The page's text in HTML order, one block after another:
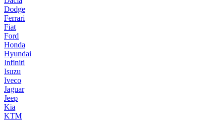
Dodge
Ferrari
Fiat
Ford
Honda
Hyundai
Infiniti
Isuzu
Iveco
Jaguar
Jeep
Kia
KTM